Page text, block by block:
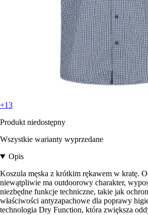
+13
Produkt niedostępny
Wszystkie warianty wyprzedane
Opis
Koszula męska z krótkim rękawem w kratę.
niewątpliwie ma outdoorowy charakter,
niezbędne funkcje techniczne, takie jak
właściwości antyzapachowe dla poprawy
technologia Dry Function, która zwiększa